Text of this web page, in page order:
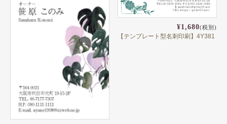
教育
不動産
美容・サロン
¥1,680(税別)
【テンプレート型名刺印刷】4Y381